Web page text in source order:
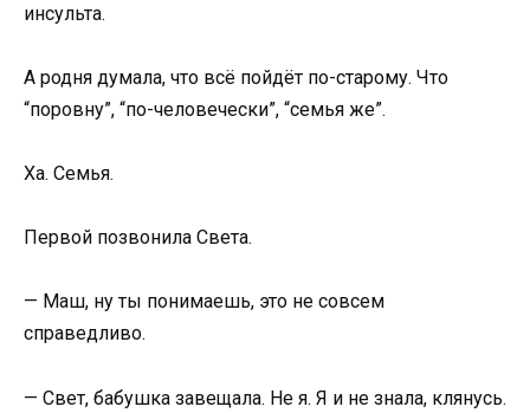
инсульта.
А родня думала, что всё пойдёт по-старому. Что
“поровну”, “по-человечески”, “семья же”.
Ха. Семья.
Первой позвонила Света.
— Маш, ну ты понимаешь, это не совсем
справедливо.
— Свет, бабушка завещала. Не я. Я и не знала, клянусь.